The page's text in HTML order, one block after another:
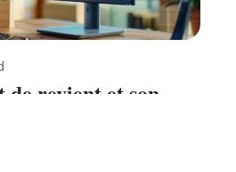
revient et son